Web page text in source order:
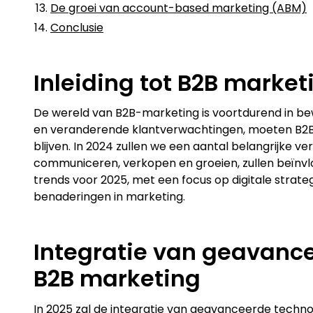
De groei van account-based marketing (ABM)
Conclusie
Inleiding tot B2B
De wereld van B2B-marketing is voortdurend in
en veranderende klantverwachtingen, moeten
blijven. In 2024 zullen we een aantal belangrijke
communiceren, verkopen en groeien, zullen
trends voor 2025, met een focus op digitale
benaderingen in marketing.
Integratie van
B2B marketing
In 2025 zal de integratie van geavanceerde